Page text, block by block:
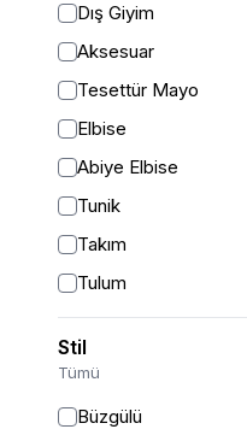
Dış Giyim
Aksesuar
Tesettür Mayo
Elbise
Abiye Elbise
Tunik
Takım
Tulum
Pantolon
Etek
Stil
Tümü
Büzgülü